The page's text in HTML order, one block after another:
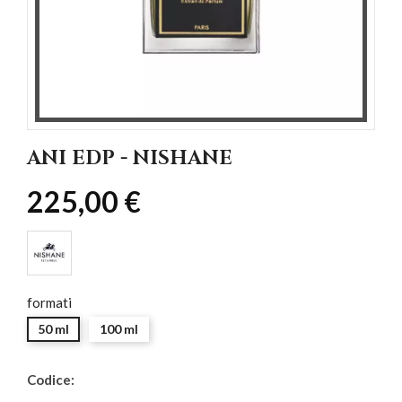
ANI EDP - NISHANE
225,00 €
formati
50 ml 100 ml
Codice: